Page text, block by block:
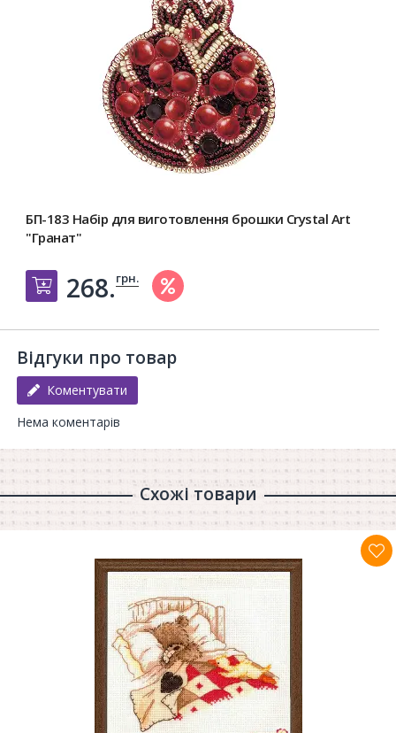
БП-183 Набір для виготовлення брошки Crystal Art
"Гранат"
Добавить в корзину
268.грн.
Відгуки про товар
Коментувати
Нема коментарів
Схожі товари